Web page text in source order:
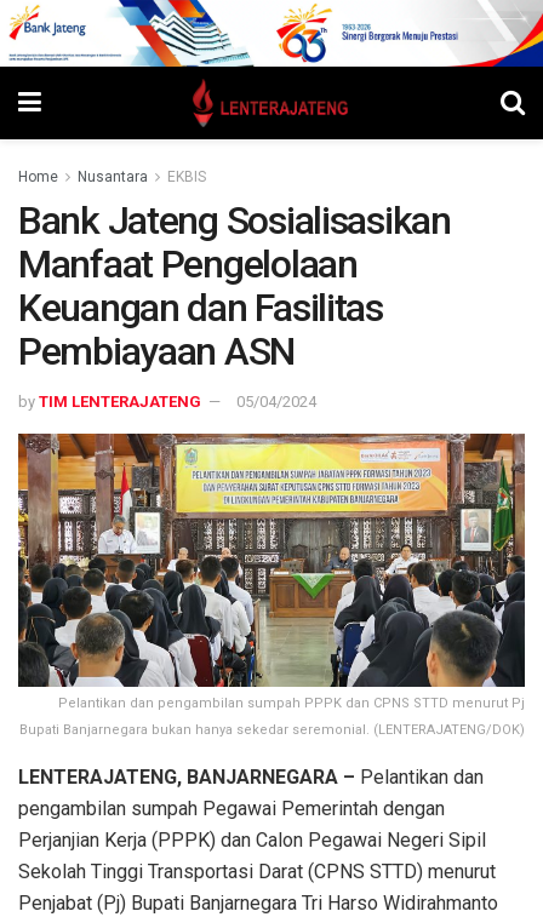
Home Nusantara EKBIS
Bank Jateng Sosialisasikan
Manfaat Pengelolaan
Keuangan dan Fasilitas
Pembiayaan ASN
by TIM LENTERAJATENG 05/04/2024
Pelantikan dan pengambilan sumpah PPPK dan CPNS STTD menurut Pj
Bupati Banjarnegara bukan hanya sekedar seremonial. (LENTERAJATENG/DOK)
LENTERAJATENG, BANJARNEGARA – Pelantikan dan
pengambilan sumpah Pegawai Pemerintah dengan
Perjanjian Kerja (PPPK) dan Calon Pegawai Negeri Sipil
Sekolah Tinggi Transportasi Darat (CPNS STTD) menurut
Penjabat (Pj) Bupati Banjarnegara Tri Harso Widirahmanto